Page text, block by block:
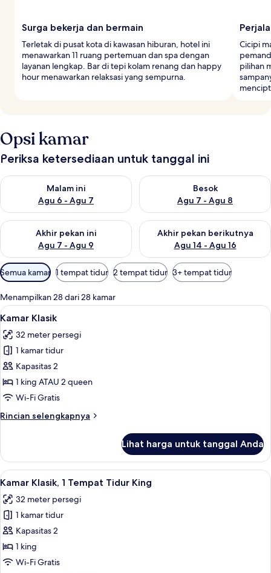
Surga bekerja dan bermain
Terletak di pusat kota di kawasan hiburan, hotel ini
menawarkan 11 ruang pertemuan dan spa dengan
layanan lengkap. Bar di tepi kolam renang dan happy
hour menawarkan relaksasi yang sempurna.
Cicipi
pilihan
Opsi kamar
Periksa ketersediaan untuk tanggal ini
Malam ini
Agu 6 - Agu 7
Periksa ketersediaan untuk malam ini Agu 6 - Agu 7
Besok
Agu 7 - Agu 8
Periksa ketersediaan untuk
Akhir pekan ini
Agu 7 - Agu 9
Periksa ketersediaan untuk akhir pekan ini Agu 7 - Agu 9
Akhir pekan berikutnya
Agu 14 - Agu 16
Periksa ketersediaan untuk
Filter
tersedia
untuk
kamar
Semua kamar 1 tempat tidur 2 tempat tidur 3+ tempat tidur
Menampilkan 28 dari 28 kamar
Lihat
semua
foto
untuk
Kamar
Klasik
1 kamar tidur, seprai katun Mesir,
4
Kamar Klasik
32 meter persegi
1 kamar tidur
Kapasitas 2
1 king ATAU 2 queen
Wi-Fi Gratis
Rincian selengkapnya
Rincian
Kamar
Klasik
Lihat harga untuk tanggal Anda
Lihat
semua
foto
untuk
Kamar
Klasik,
1
1 kamar tidur, seprai katun Mesir,
4
Kamar Klasik, 1 Tempat Tidur King
32 meter persegi
1 kamar tidur
Kapasitas 2
1 king
Wi-Fi Gratis